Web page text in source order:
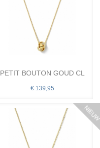
PETIT BOUTON GOUD CL
€ 139,95